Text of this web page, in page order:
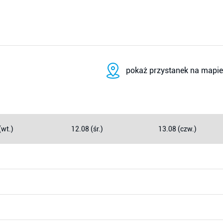
pokaż przystanek na mapie
12.08 (śr.) 13.08 (czw.)